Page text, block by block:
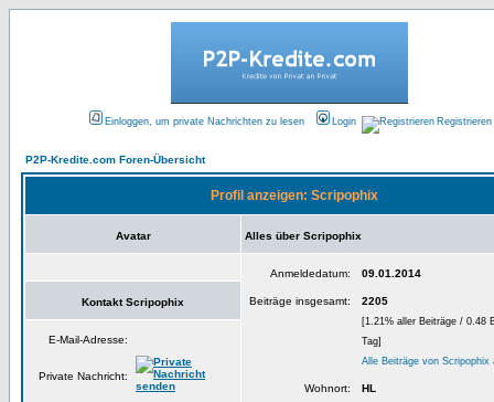
Einloggen, um private Nachrichten zu lesen Login Registrieren
P2P-Kredite.com Foren-Übersicht
Profil anzeigen: Scripophix
Avatar Alles über Scripophix
Anmeldedatum: 09.01.2014
Beiträge insgesamt: 2205
[1.21% aller Beiträge / 0.48
Tag]
Alle Beiträge von Scripophix
Wohnort: HL
Kontakt Scripophix
E-Mail-Adresse:
Private Nachricht: